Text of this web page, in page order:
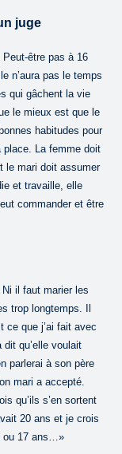
juge
être pas à 16
n’aura pas le temps
qui gâchent la vie
le mieux est que le
habitudes pour
place. La femme doit
le mari doit assumer
et travaille, elle
commander et être
il faut marier les
trop longtemps. Il
ce que j’ai fait avec
dit qu’elle voulait
parlerai à son père
mari a accepté.
qu’ils s’en sortent
20 ans et je crois
ou 17 ans…»